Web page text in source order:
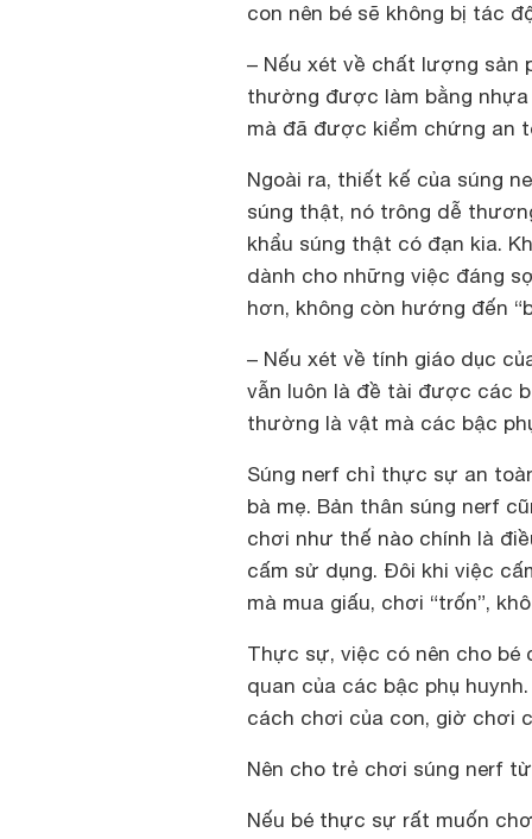
con nên bé sẽ không bị tác
– Nếu xét về chất lượng sản
thường được làm bằng
mà đã được kiểm chứng an
Ngoài ra, thiết kế của súng
súng thật, nó trông dễ
khẩu súng thật có đạn kia.
dành cho những việc đáng
hơn, không còn hướng đến
– Nếu xét về tính giáo dục
vẫn luôn là đề tài được các
thường là vật mà các bậc
Súng nerf chỉ thực sự an
bà mẹ. Bản thân súng nerf
chơi như thế nào chính là
cấm sử dụng. Đôi khi việc
mà mua giấu, chơi “trốn”,
Thực sự, việc có nên cho bé
quan của các bậc phụ
cách chơi của con, giờ chơi
Nên cho trẻ chơi súng nerf
Nếu bé thực sự rất muốn